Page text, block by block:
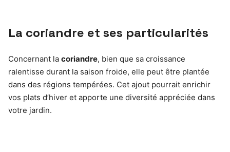
La coriandre et ses particularités
Concernant la coriandre, bien que sa croissance
ralentisse durant la saison froide, elle peut être plantée
dans des régions tempérées. Cet ajout pourrait enrichir
vos plats d’hiver et apporte une diversité appréciée dans
votre jardin.